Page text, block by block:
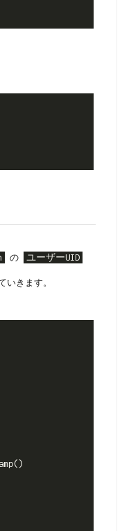
の
ユーザーUID
いきます。